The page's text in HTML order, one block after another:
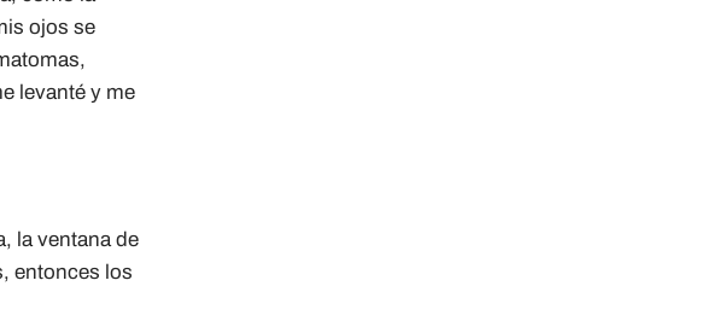
ojos se
levanté y me
la ventana de
entonces los